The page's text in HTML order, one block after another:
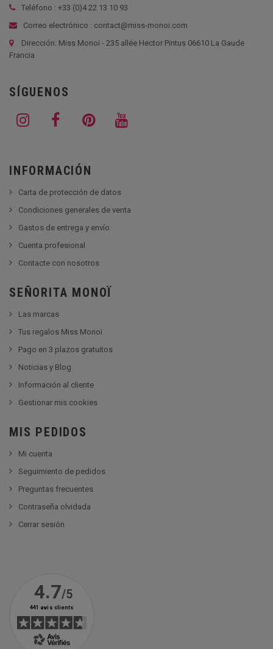
Teléfono : +33 (0)4 22 13 10 93
Correo electrónico : contact@miss-monoi.com
Dirección: Miss Monoi - 235 allée Hector Pintus 06610 La Gaude
Francia
SÍGUENOS
INFORMACIÓN
Carta de protección de datos
Condiciones generales de venta
Gastos de entrega y envío
Cuenta profesional
Contacte con nosotros
SEÑORITA MONOÏ
Las marcas
Tus regalos Miss Monoï
Pago en 3 plazos gratuitos
Noticias y Blog
Información al cliente
Gestionar mis cookies
MIS PEDIDOS
Mi cuenta
Seguimiento de pedidos
Preguntas frecuentes
Contraseña olvidada
Cerrar sesión